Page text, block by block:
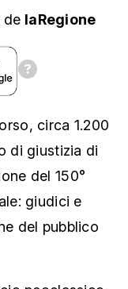
de laRegione
circa 1.200
di giustizia di
del 150°
giudici e
del pubblico